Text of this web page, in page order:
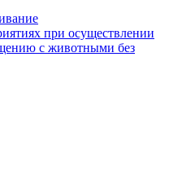
при осуществлении
с животными без